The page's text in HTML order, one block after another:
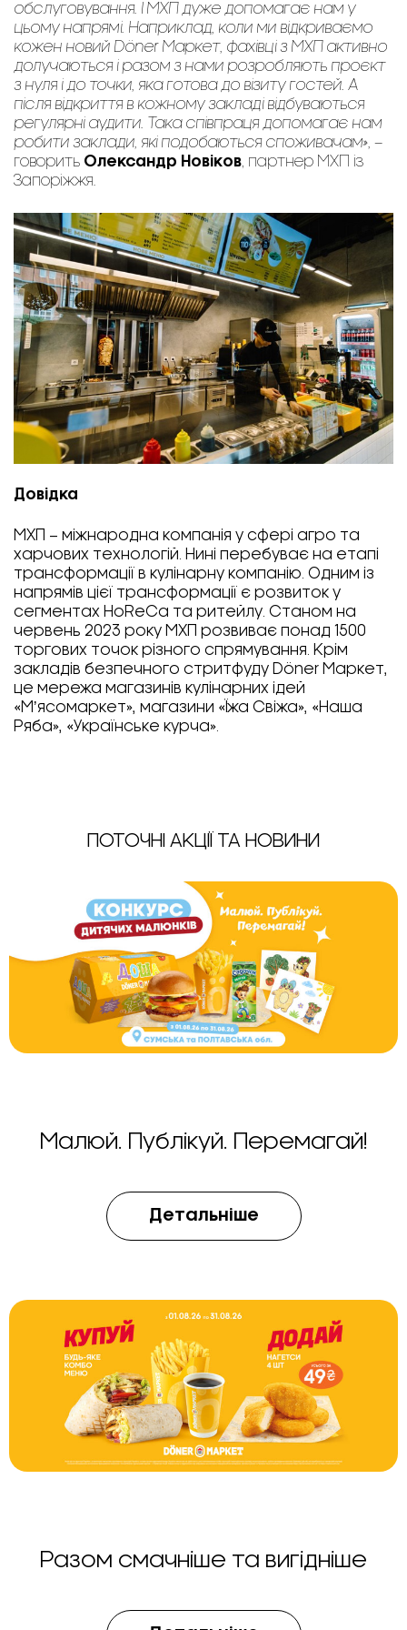
обслуговування. І МХП дуже допомагає нам у
цьому напрямі. Наприклад, коли ми відкриваємо
кожен новий Döner Mаркет, фахівці з МХП активно
долучаються і разом з нами розробляють проєкт
з нуля і до точки, яка готова до візиту гостей. А
після відкриття в кожному закладі відбуваються
регулярні аудити. Така співпраця допомагає нам
робити заклади, які подобаються споживачам», –
говорить Олександр Новіков, партнер МХП із
Запоріжжя.
Довідка
МХП – міжнародна компанія у сфері агро та
харчових технологій. Нині перебуває на етапі
трансформації в кулінарну компанію. Одним із
напрямів цієї трансформації є розвиток у
сегментах HoReCa та ритейлу. Станом на
червень 2023 року МХП розвиває понад 1500
торгових точок різного спрямування. Крім
закладів безпечного стритфуду Döner Маркет,
це мережа магазинів кулінарних ідей
«Мʼясомаркет», магазини «Їжа Свіжа», «Наша
Ряба», «Українське курча».
ПОТОЧНІ АКЦІЇ ТА НОВИНИ
Малюй. Публікуй. Перемагай!
Детальніше
Разом смачніше та вигідніше